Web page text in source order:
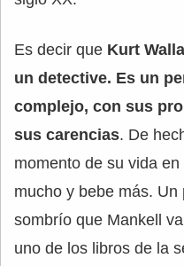
Es decir que Kurt
un detective. Es un
complejo, con sus
sus carencias. De
momento de su vida
mucho y bebe más.
sombrío que Mankell
uno de los libros de la